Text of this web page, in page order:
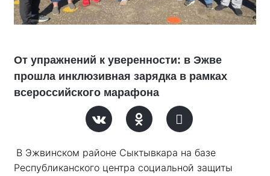
От упражнений к уверенности: в Эжве
прошла инклюзивная зарядка в рамках
всероссийского марафона
В Эжвинском районе Сыктывкара на базе
Республиканского центра социальной защиты